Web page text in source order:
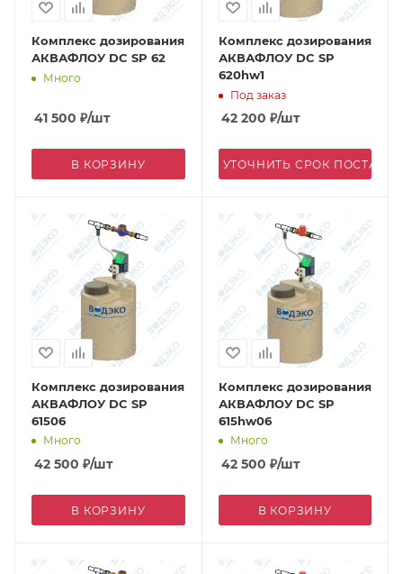
Комплекс дозирования
АКВАФЛОУ DC SP 62
Много
41 500 ₽/шт
В КОРЗИНУ
Комплекс дозирования
АКВАФЛОУ DC SP
620hw1
Под заказ
42 200 ₽/шт
УТОЧНИТЬ СРОК
Комплекс дозирования
АКВАФЛОУ DC SP
61506
Много
42 500 ₽/шт
В КОРЗИНУ
Комплекс дозирования
АКВАФЛОУ DC SP
615hw06
Много
42 500 ₽/шт
В КОРЗИНУ